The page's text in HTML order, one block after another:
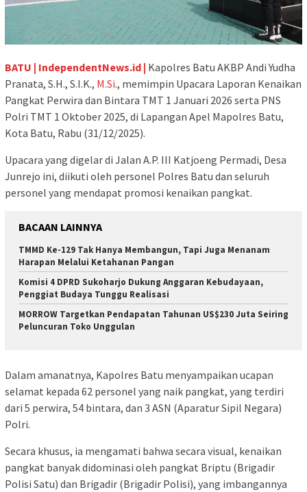
BATU | IndependentNews.id | Kapolres Batu AKBP Andi Yudha
Pranata, S.H., S.I.K., M.Si., memimpin Upacara Laporan Kenaikan
Pangkat Perwira dan Bintara TMT 1 Januari 2026 serta PNS
Polri TMT 1 Oktober 2025, di Lapangan Apel Mapolres Batu,
Kota Batu, Rabu (31/12/2025).
Upacara yang digelar di Jalan A.P. III Katjoeng Permadi, Desa
Junrejo ini, diikuti oleh personel Polres Batu dan seluruh
personel yang mendapat promosi kenaikan pangkat.
BACAAN LAINNYA
TMMD Ke-129 Tak Hanya Membangun, Tapi Juga Menanam
Harapan Melalui Ketahanan Pangan
Komisi 4 DPRD Sukoharjo Dukung Anggaran Kebudayaan,
Penggiat Budaya Tunggu Realisasi
MORROW Targetkan Pendapatan Tahunan US$230 Juta Seiring
Peluncuran Toko Unggulan
Dalam amanatnya, Kapolres Batu menyampaikan ucapan
selamat kepada 62 personel yang naik pangkat, yang terdiri
dari 5 perwira, 54 bintara, dan 3 ASN (Aparatur Sipil Negara)
Polri.
Secara khusus, ia mengamati bahwa secara visual, kenaikan
pangkat banyak didominasi oleh pangkat Briptu (Brigadir
Polisi Satu) dan Brigadir (Brigadir Polisi), yang imbangannya